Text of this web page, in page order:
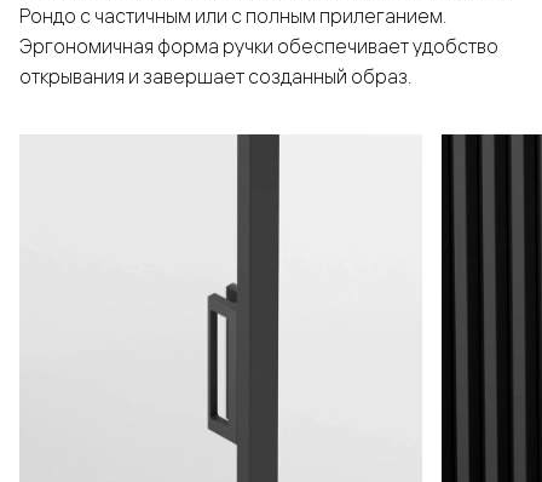
Рондо с частичным или с полным прилеганием.
Эргономичная форма ручки обеспечивает удобство
открывания и завершает созданный образ.